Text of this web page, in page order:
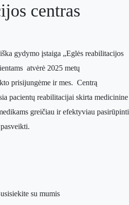
centras
gydymo įstaiga „Eglės reabilitacijos
atvėrė 2025 metų
prisijungėme ir mes. Centrą
pacientų reabilitacijai skirta medicinine
greičiau ir efektyviau pasirūpinti
su mumis